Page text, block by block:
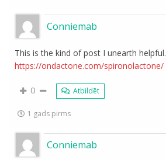
Conniemab
This is the kind of post I unearth helpful.
https://ondactone.com/spironolactone/
0 Atbildēt
1 gads pirms
Conniemab